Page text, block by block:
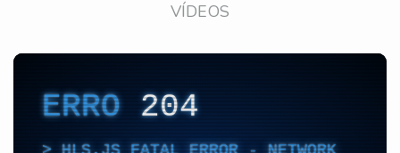
VÍDEOS